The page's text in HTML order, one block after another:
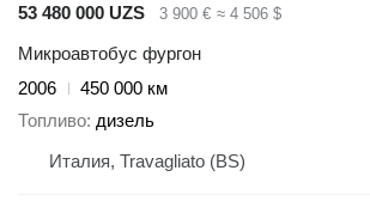
53 480 000 UZS
3 900 € ≈ 4 506 $
Микроавтобус фургон
2006
450 000 км
Топливо дизель
Италия, Travagliato (BS)